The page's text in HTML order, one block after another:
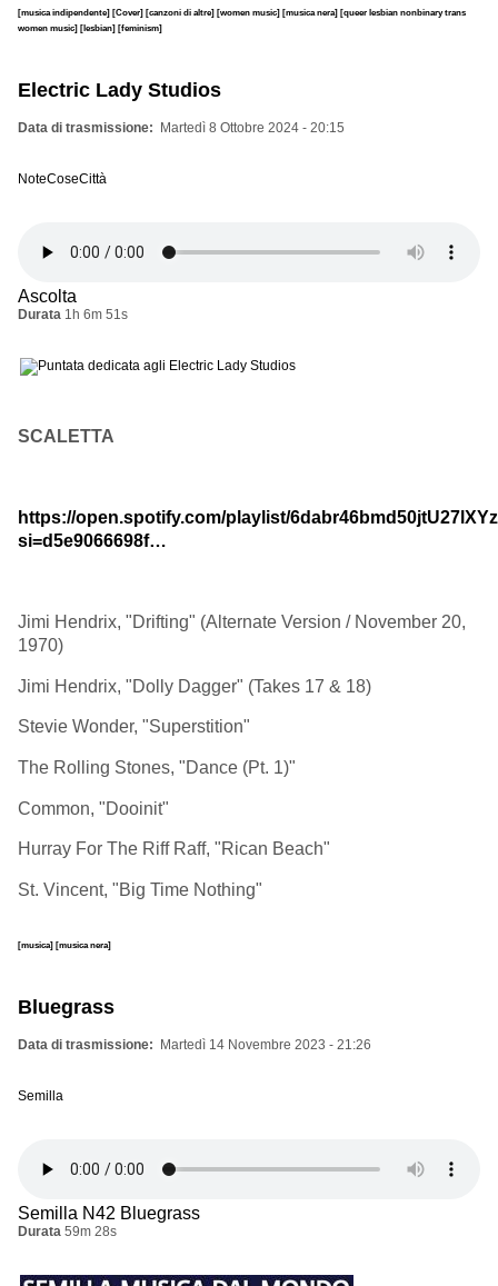
[musica indipendente] [Cover] [canzoni di altre] [women music] [musica nera] [queer lesbian nonbinary trans
women music] [lesbian] [feminism]
Electric Lady Studios
Data di trasmissione Martedì 8 Ottobre 2024 - 20:15
NoteCoseCittà
Ascolta
Durata 1h 6m 51s
SCALETTA
https://open.spotify.com/playlist/
si=d5e9066698f…
Jimi Hendrix, "Drifting" (Alternate Version / November 20,
1970)
Jimi Hendrix, "Dolly Dagger" (Takes 17 & 18)
Stevie Wonder, "Superstition"
The Rolling Stones, "Dance (Pt. 1)"
Common, "Dooinit"
Hurray For The Riff Raff, "Rican Beach"
St. Vincent, "Big Time Nothing"
[musica] [musica nera]
Bluegrass
Data di trasmissione Martedì 14 Novembre 2023 - 21:26
Semilla
Semilla N42 Bluegrass
Durata 59m 28s